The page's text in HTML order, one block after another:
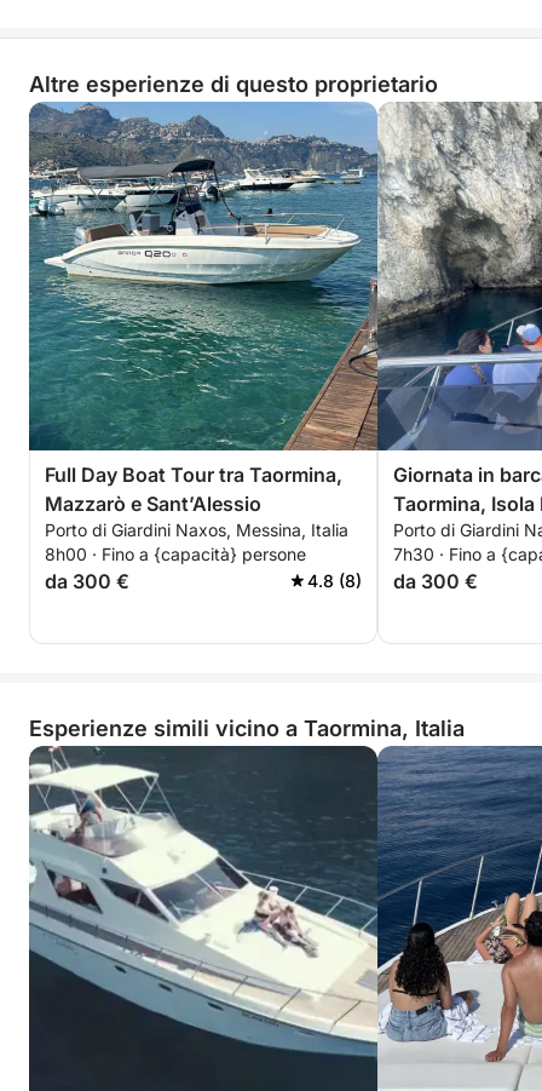
Altre esperienze di questo proprietario
Full Day Boat Tour tra Taormina,
Mazzarò e Sant’Alessio
Porto di Giardini Naxos, Messina, Italia
8h00 · Fino a {capacità} persone
da 300 € 4.8 (8)
Giornata in
Taormina, Isola
Sant’Alessio
Porto di Giardini
7h30 · Fino a
da 300 €
Esperienze simili vicino a Taormina, Italia